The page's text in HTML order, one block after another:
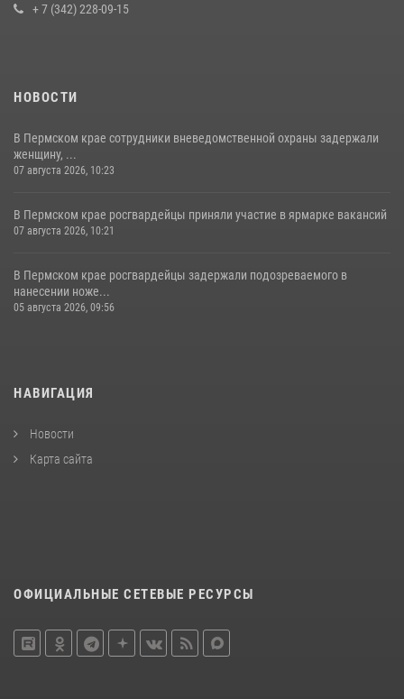
+ 7 (342) 228-09-15
НОВОСТИ
В Пермском крае сотрудники вневедомственной охраны задержали
женщину, ...
07 августа 2026, 10:23
В Пермском крае росгвардейцы приняли участие в ярмарке вакансий
07 августа 2026, 10:21
В Пермском крае росгвардейцы задержали подозреваемого в
нанесении ноже...
05 августа 2026, 09:56
НАВИГАЦИЯ
Новости
Карта сайта
ОФИЦИАЛЬНЫЕ СЕТЕВЫЕ РЕСУРСЫ